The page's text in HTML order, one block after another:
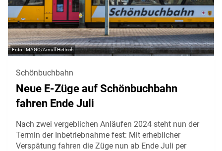
IMAGO/Arnulf Hettrich
Schönbuchbahn
Neue E-Züge auf Schönbuchbahn
fahren Ende Juli
Nach zwei vergeblichen Anläufen 2024 steht nun der
Termin der Inbetriebnahme fest: Mit erheblicher
Verspätung fahren die Züge nun ab Ende Juli per